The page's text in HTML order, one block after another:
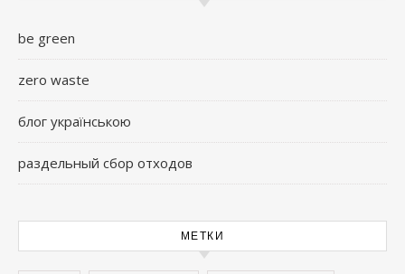
be green
zero waste
блог українською
раздельный сбор отходов
МЕТКИ